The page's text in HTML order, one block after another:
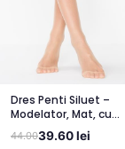
Dres Penti Siluet –
Modelator, Mat, cu
Corset, Light Nude
44.0039.60 lei